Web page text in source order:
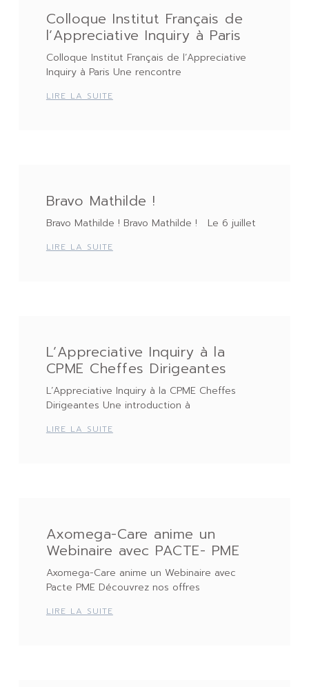
Colloque Institut Français de
l’Appreciative Inquiry à Paris
Colloque Institut Français de l’Appreciative
Inquiry à Paris Une rencontre
LIRE LA SUITE
Bravo Mathilde !
Bravo Mathilde ! Bravo Mathilde ! Le 6 juillet
LIRE LA SUITE
L’Appreciative Inquiry à la
CPME Cheffes Dirigeantes
L’Appreciative Inquiry à la CPME Cheffes
Dirigeantes Une introduction à
LIRE LA SUITE
Axomega-Care anime un
Webinaire avec PACTE- PME
Axomega-Care anime un Webinaire avec
Pacte PME Découvrez nos offres
LIRE LA SUITE